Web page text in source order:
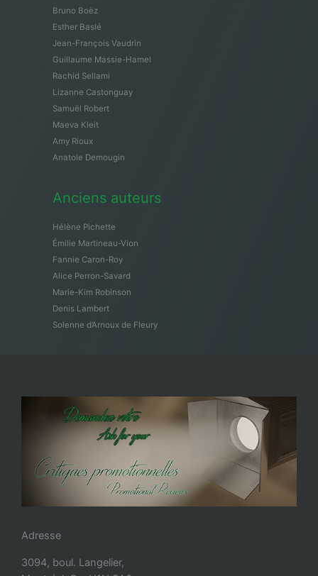
Bruno Boëz
Esther Baslé
Jean-François Vaudrin
Guillaume Massie-Hamel
Rachid Sellami
Lizanne Castonguay
Samuël Robert
Maeva Kleit
Amy Rioux
Anatole Demougin
Anciens auteurs
Hélène Pichette
Émilie Martineau-Vion
Fannie Caron-Roy
Alice Perron-Savard
Marie-Kim Robinson
Denis Lambert
Solenne d’Arnoux de Fleury
Adresse
3094, boul. Langelier,